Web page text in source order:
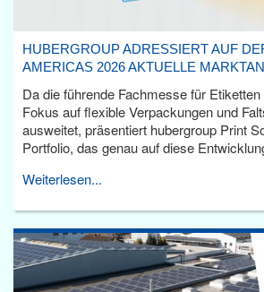
HUBERGROUP ADRESSIERT AUF
AMERICAS 2026 AKTUELLE
Da die führende Fachmesse für
Fokus auf flexible Verpackungen und
ausweitet, präsentiert hubergroup Print
Portfolio, das genau auf diese
Weiterlesen...